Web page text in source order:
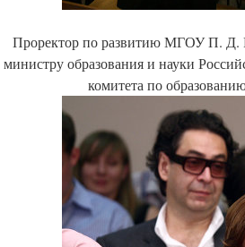
Проректор по развитию МГОУ П. Д.
министру образования и науки
комитета по